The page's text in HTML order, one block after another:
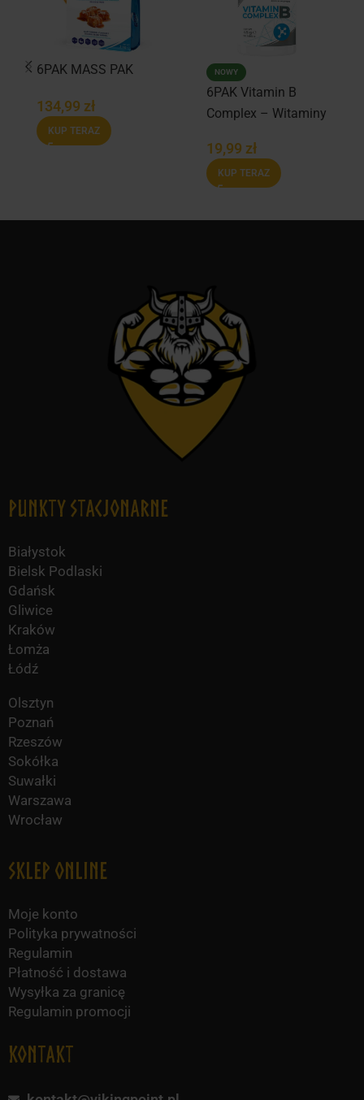
6PAK MASS PAK
134,99 zł
KUP TERAZ
NOWY
6PAK Vitamin B
Complex – Witaminy
tabletkach – 90 tabl.
19,99 zł
KUP TERAZ
Punkty Stacjonarne
Białystok
Bielsk Podlaski
Gdańsk
Gliwice
Kraków
Łomża
Łódź
Olsztyn
Poznań
Rzeszów
Sokółka
Suwałki
Warszawa
Wrocław
Sklep online
Moje konto
Polityka prywatności
Regulamin
Płatność i dostawa
Wysyłka za granicę
Regulamin promocji
KONTAKT